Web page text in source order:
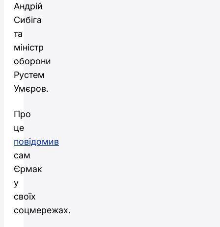
Андрій
Сибіга
та
міністр
оборони
Рустем
Умєров.
Про
це
повідомив
сам
Єрмак
у
своїх
соцмережах.